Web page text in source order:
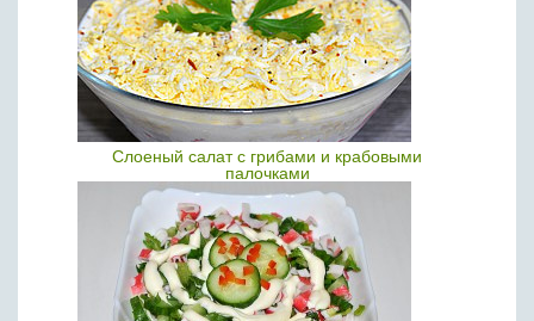
Слоеный салат с грибами и крабовыми
палочками